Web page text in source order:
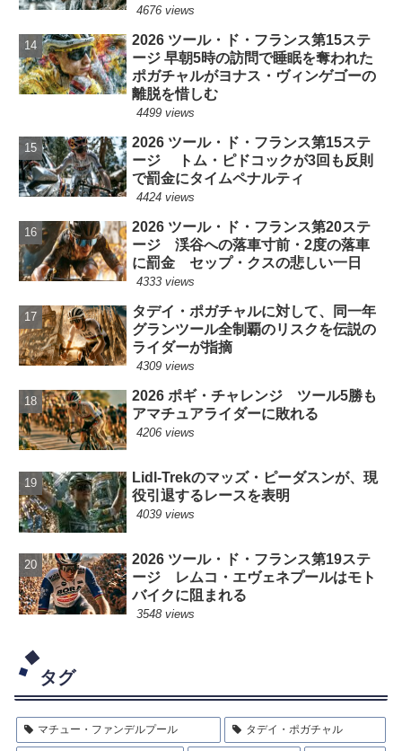
4676 views
2026 ツール・ド・フランス第15ステ
ージ 早朝5時の訪問で睡眠を奪われた
ポガチャルがヨナス・ヴィンゲゴーの
離脱を惜しむ
4499 views
2026 ツール・ド・フランス第15ステ
ージ トム・ピドコックが3回も反則
で罰金にタイムペナルティ
4424 views
2026 ツール・ド・フランス第20ステ
ージ 渓谷への落車寸前・2度の落車
に罰金 セップ・クスの悲しい一日
4333 views
タデイ・ポガチャルに対して、同一年
グランツール全制覇のリスクを伝説の
ライダーが指摘
4309 views
2026 ポギ・チャレンジ ツール5勝も
アマチュアライダーに敗れる
4206 views
Lidl-Trekのマッズ・ピーダスンが、現
役引退するレースを表明
4039 views
2026 ツール・ド・フランス第19ステ
ージ レムコ・エヴェネプールはモト
バイクに阻まれる
3548 views
タグ
マチュー・ファンデルプール タデイ・ポガチャル